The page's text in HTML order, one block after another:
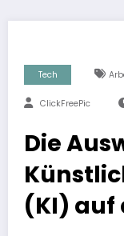
Tech
ClickFreePic
Die
(KI) auf